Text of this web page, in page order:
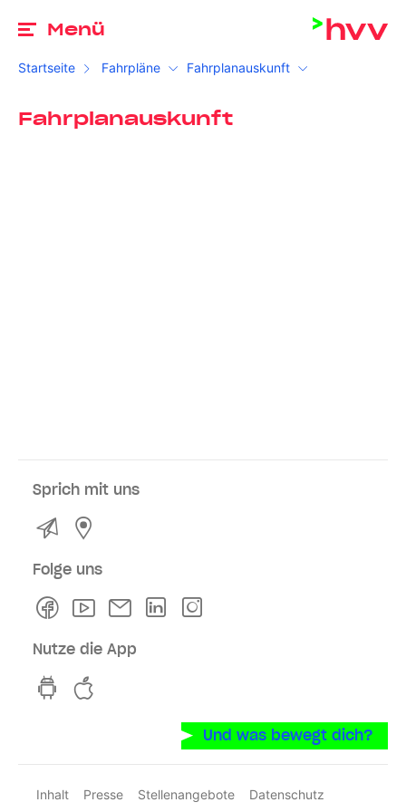
Menü
Startseite Fahrpläne Fahrplanauskunft
Fahrplanauskunft
Sprich mit uns
Kontakt
Folge uns
FacebookYoutubeNewsletterLinkedln
Nutze die App
hvv switch App auf GooglePlay
Und was bewegt dich?
Inhalt Presse Stellenangebote
Datenschutz